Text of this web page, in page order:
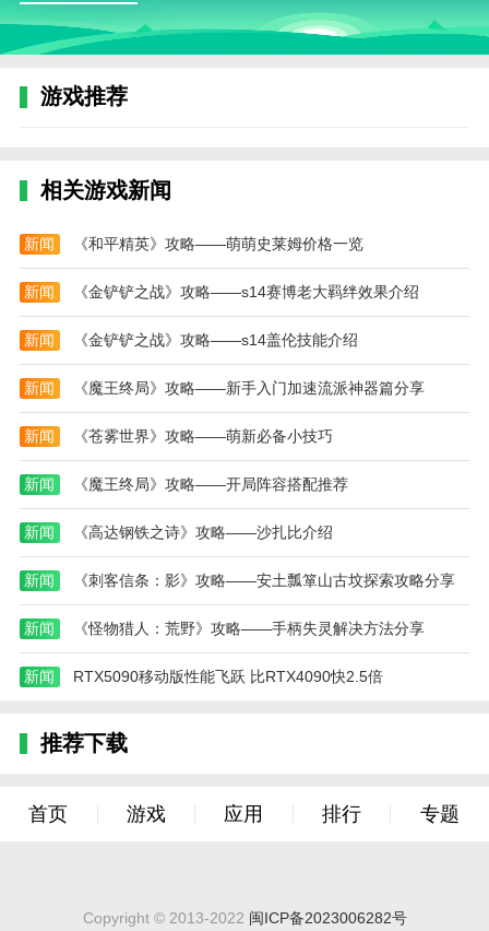
4、游戏支持多种语言，方便不同国家的玩家交
流。
樱花校园模拟器衣服全部解锁版游戏攻略-结识情人方
法
这里的追求者所代表的意义。
2、可以看出，追求你的人数的旁边的图标并不像
爱心那样积极，而是一个不爽的表情，这其实就是提
示。
3、实际上，在本作当中，追求你的人是一个翻译
上的“错误”，实际代表的是对你好感极差而会主动追杀
玩家的人。
4、这些人会跟随玩家甚至积极地向玩家发起攻
击，尝试将玩家击败，所以这个人数的增长对玩家来说
并不算好事。
5、如果玩家正在诧异自己为什么一直没有增长这
个追求者的人数，现在应该就明白了具体的原因了吧。
新手还是不要主动尝试增加这个人数比较好哦。
樱花校园模拟器衣服全部解锁版评测
从精美的画面到丰富的游戏设定，再到与其他玩家
的互动体验，感觉乐趣无穷。在游戏中，玩家不仅展示
朋友。
手机游戏 ，欢迎大家记住本站网址，本站是您下载安
卓手游app最好的网站！
樱花校园模拟器2020版玩法攻略
游戏推荐
相关游戏新闻
新闻 《和平精英》攻略——萌萌史莱姆价格一览
新闻 《金铲铲之战》攻略——s14赛博老大羁绊效果介绍
新闻 《金铲铲之战》攻略——s14盖伦技能介绍
新闻 《魔王终局》攻略——新手入门加速流派神器篇分享
新闻 《苍雾世界》攻略——萌新必备小技巧
新闻 《魔王终局》攻略——开局阵容搭配推荐
新闻 《高达钢铁之诗》攻略——沙扎比介绍
新闻 《刺客信条：影》攻略——安土瓢箪山古坟探索攻略分享
新闻 《怪物猎人：荒野》攻略——手柄失灵解决方法分享
新闻 RTX5090移动版性能飞跃 比RTX4090快2.5倍
推荐下载
首页 游戏 应用 排行 专题
Copyright © 2013-2022 闽ICP备2023006282号